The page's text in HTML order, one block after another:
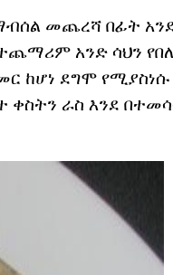
መጨረሻ በፊት
አንድ ሳህን
ከሆነ ደግሞ የሚያስነሱ
ቀስትን ራስ እንደ